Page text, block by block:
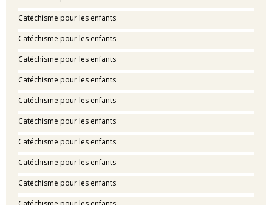
Catéchisme pour les enfants
Catéchisme pour les enfants
Catéchisme pour les enfants
Catéchisme pour les enfants
Catéchisme pour les enfants
Catéchisme pour les enfants
Catéchisme pour les enfants
Catéchisme pour les enfants
Catéchisme pour les enfants